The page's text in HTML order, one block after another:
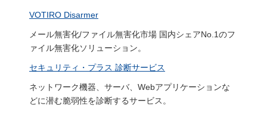
VOTIRO Disarmer
メール無害化/ファイル無害化市場 国内シェアNo.1のフ
ァイル無害化ソリューション。
セキュリティ・プラス 診断サービス
ネットワーク機器、サーバ、Webアプリケーションな
どに潜む脆弱性を診断するサービス。